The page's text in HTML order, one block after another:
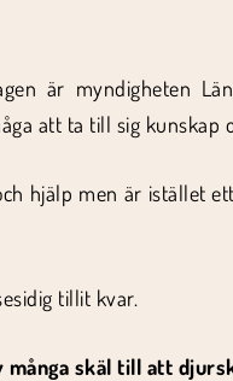
är myndigheten
att ta till sig kunskap
hjälp men är istället
tillit kvar.
många skäl till att